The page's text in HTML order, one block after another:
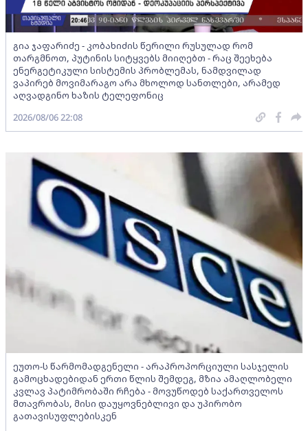
გია ჯაფარიძე - კობახიძის წერილი რუსულად რომ
თარგმნოთ, პუტინის სიტყვებს მიიღებთ - რაც შეეხება
ენერგეტიკული სისტემის პრობლემას, ნამდვილად
ვაპირებ მოვიმარაგო არა მხოლოდ სანთლები, არამედ
აღვადგინო ხაზის ტელეფონიც
2026/08/06 22:08
ეუთო-ს წარმომადგენელი - არაპროპორციული სასჯელის
გამოცხადებიდან ერთი წლის შემდეგ, მზია ამაღლობელი
კვლავ პატიმრობაში რჩება - მოვუწოდებ საქართველოს
მთავრობას, მისი დაუყოვნებლივი და უპირობო
გათავისუფლებისკენ